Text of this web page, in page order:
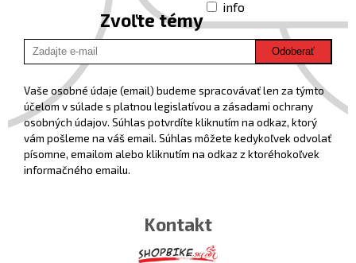
Zvoľte témy
info
Odoberať
Vaše osobné údaje (email) budeme spracovávať len za týmto
účelom v súlade s platnou legislatívou a zásadami ochrany
osobných údajov. Súhlas potvrdíte kliknutím na odkaz, ktorý
vám pošleme na váš email. Súhlas môžete kedykoľvek odvolať
písomne, emailom alebo kliknutím na odkaz z ktoréhokoľvek
informačného emailu.
Kontakt